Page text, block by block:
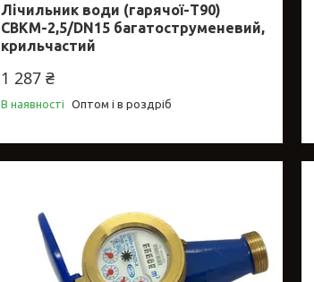
Лічильник води (гарячої-Т90)
СВКМ-2,5/DN15 багатоструменевий,
крильчастий
1 287 ₴
В наявності Оптом і в роздріб